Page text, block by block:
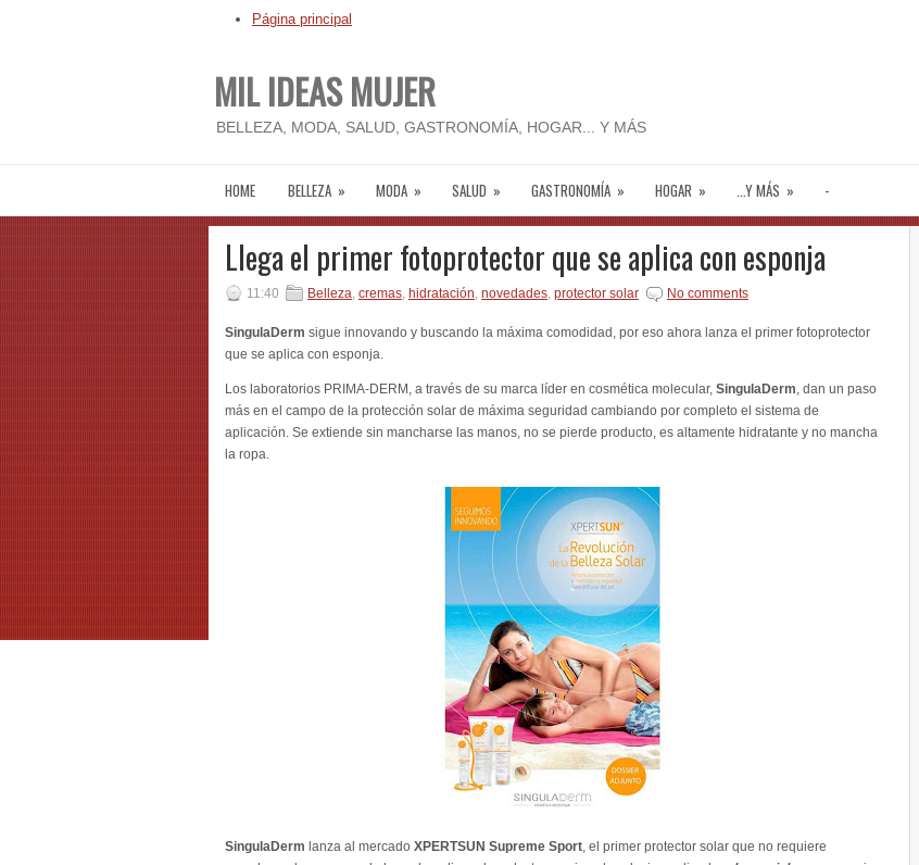
Página principal
MIL IDEAS MUJER
BELLEZA, MODA, SALUD, GASTRONOMÍA, HOGAR... Y MÁS
HOME BELLEZA » MODA » SALUD » GASTRONOMÍA » HOGAR » ...Y MÁS » -
Llega el primer fotoprotector que se aplica con esponja
11:40 Belleza, cremas, hidratación, novedades, protector solar No comments
SingulaDerm sigue innovando y buscando la máxima comodidad, por eso ahora lanza el primer fotoprotector
que se aplica con esponja.
Los laboratorios PRIMA-DERM, a través de su marca líder en cosmética molecular, SingulaDerm, dan un paso
más en el campo de la protección solar de máxima seguridad cambiando por completo el sistema de
aplicación. Se extiende sin mancharse las manos, no se pierde producto, es altamente hidratante y no mancha
la ropa.
SingulaDerm lanza al mercado XPERTSUN Supreme Sport, el primer protector solar que no requiere